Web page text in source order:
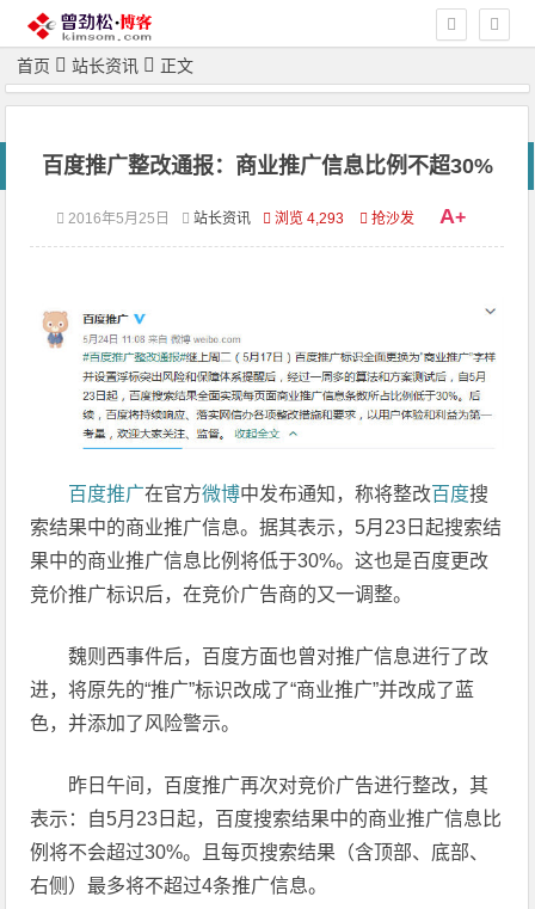
首页 站长资讯 正文
百度推广整改通报：商业推广信息比例不超30%
2016年5月25日 站长资讯 浏览 4,293 抢沙发 A+
百度推广在官方微博中发布通知，称将整改百度搜
索结果中的商业推广信息。据其表示，5月23日起搜索结
果中的商业推广信息比例将低于30%。这也是百度更改
竞价推广标识后，在竞价广告商的又一调整。
魏则西事件后，百度方面也曾对推广信息进行了改
进，将原先的“推广”标识改成了“商业推广”并改成了蓝
色，并添加了风险警示。
昨日午间，百度推广再次对竞价广告进行整改，其
表示：自5月23日起，百度搜索结果中的商业推广信息比
例将不会超过30%。且每页搜索结果（含顶部、底部、
右侧）最多将不超过4条推广信息。